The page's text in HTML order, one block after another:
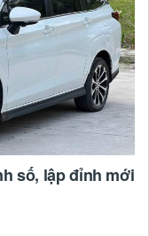
số, lập đỉnh mới